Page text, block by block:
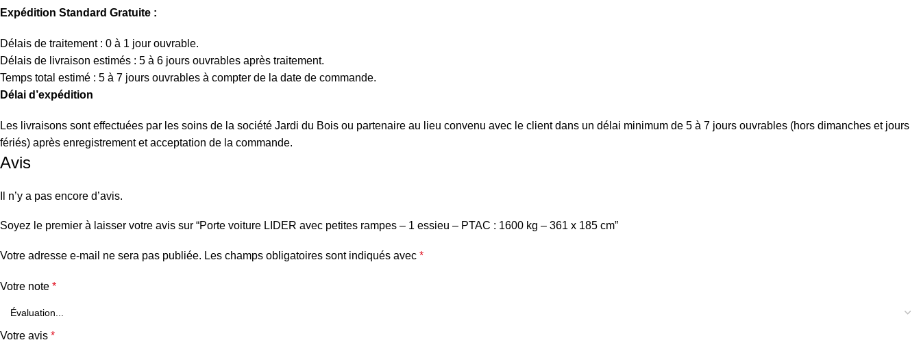
Expédition Standard Gratuite :
Délais de traitement : 0 à 1 jour ouvrable.
Délais de livraison estimés : 5 à 6 jours ouvrables après traitement.
Temps total estimé : 5 à 7 jours ouvrables à compter de la date de commande.
Délai d’expédition
Les livraisons sont effectuées par les soins de la société Jardi du Bois ou partenaire au lieu convenu avec le client dans un délai minimum de 5 à 7 jours ouvrables (hors dimanches et jours
fériés) après enregistrement et acceptation de la commande.
Avis
Il n’y a pas encore d’avis.
Soyez le premier à laisser votre avis sur “Porte voiture LIDER avec petites rampes – 1 essieu – PTAC : 1600 kg – 361 x 185 cm”
Votre adresse e-mail ne sera pas publiée. Les champs obligatoires sont indiqués avec *
Votre note *
Votre avis *